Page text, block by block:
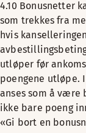
4.10 Bonusnetter
som trekkes fra
hvis
utløper før
poengene utløpe.
anses som å være
ikke bare poeng
«Gi bort en